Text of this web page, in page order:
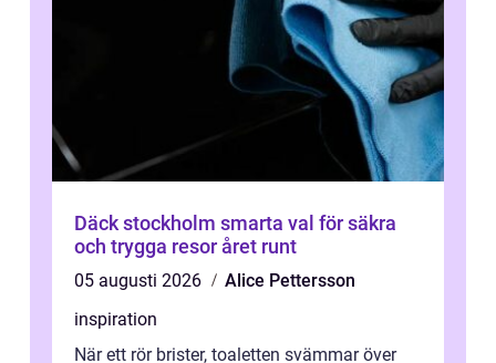
Däck stockholm smarta val för säkra
och trygga resor året runt
05 augusti 2026
Alice Pettersson
inspiration
När ett rör brister, toaletten svämmar över